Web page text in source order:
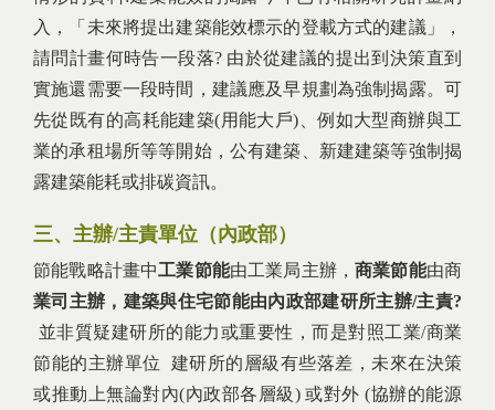
入，「未來將提出建築能效標示的登載方式的建議」，
請問計畫何時告一段落? 由於從建議的提出到決策直到
實施還需要一段時間，建議應及早規劃為強制揭露。可
先從既有的高耗能建築(用能大戶)、例如大型商辦與工
業的承租場所等等開始，公有建築、新建建築等強制揭
露建築能耗或排碳資訊。
三、主辦/主責單位（內政部）
節能戰略計畫中工業節能由工業局主辦，商業節能由商
業司主辦，建築與住宅節能由內政部建研所主辦/主責?
並非質疑建研所的能力或重要性，而是對照工業/商業
節能的主辦單位 建研所的層級有些落差，未來在決策
或推動上無論對內(內政部各層級) 或對外 (協辦的能源